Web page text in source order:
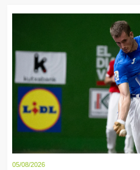
05/08/2026